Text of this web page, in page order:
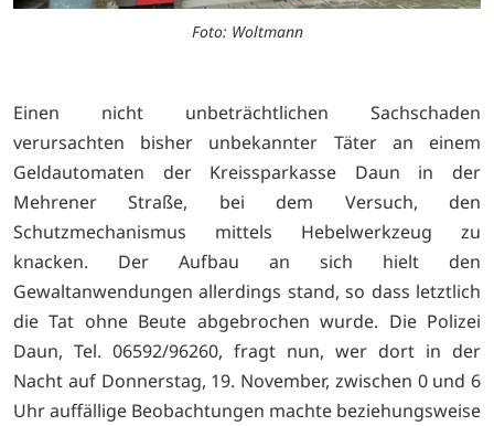
Foto: Woltmann
Einen nicht unbeträchtlichen Sachschaden
verursachten bisher unbekannter Täter an einem
Geldautomaten der Kreissparkasse Daun in der
Mehrener Straße, bei dem Versuch, den
Schutzmechanismus mittels Hebelwerkzeug zu
knacken. Der Aufbau an sich hielt den
Gewaltanwendungen allerdings stand, so dass letztlich
die Tat ohne Beute abgebrochen wurde. Die Polizei
Daun, Tel. 06592/96260, fragt nun, wer dort in der
Nacht auf Donnerstag, 19. November, zwischen 0 und 6
Uhr auffällige Beobachtungen machte beziehungsweise